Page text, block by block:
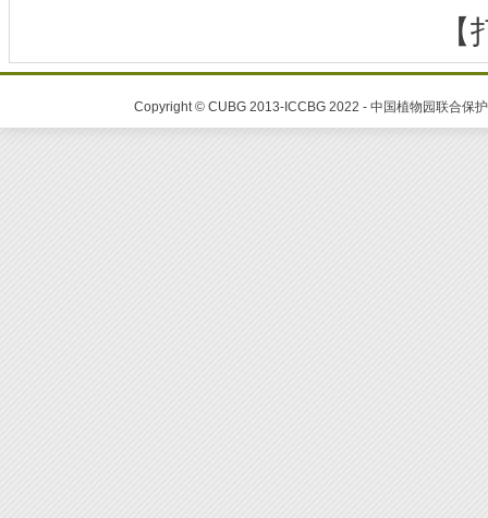
Copyright © CUBG 2013-ICCBG 2022 - 中国植物园联合保